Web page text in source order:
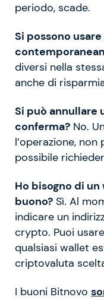
periodo, scade.
Si possono
diversi nella
anche di
Si può annullare
conferma? No.
l’operazione,
possibile
Ho bisogno di
buono? Sì. Al
indicare un
crypto. Puoi
qualsiasi wallet
criptovaluta
I buoni Bitnovo